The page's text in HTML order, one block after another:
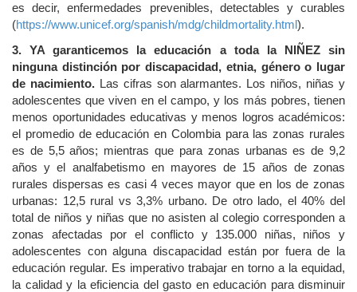
es decir, enfermedades prevenibles, detectables y curables
(https://www.unicef.org/spanish/mdg/childmortality.html).
3. YA garanticemos la educación a toda la NIÑEZ sin
ninguna distinción por discapacidad, etnia, género o lugar
de nacimiento.Las cifras son alarmantes. Los niños, niñas y
adolescentes que viven en el campo, y los más pobres, tienen
menos oportunidades educativas y menos logros académicos:
el promedio de educación en Colombia para las zonas rurales
es de 5,5 años; mientras que para zonas urbanas es de 9,2
años y el analfabetismo en mayores de 15 años de zonas
rurales dispersas es casi 4 veces mayor que en los de zonas
urbanas: 12,5 rural vs 3,3% urbano. De otro lado, el 40% del
total de niños y niñas que no asisten al colegio corresponden a
zonas afectadas por el conflicto y 135.000 niñas, niños y
adolescentes con alguna discapacidad están por fuera de la
educación regular. Es imperativo trabajar en torno a la equidad,
la calidad y la eficiencia del gasto en educación para disminuir